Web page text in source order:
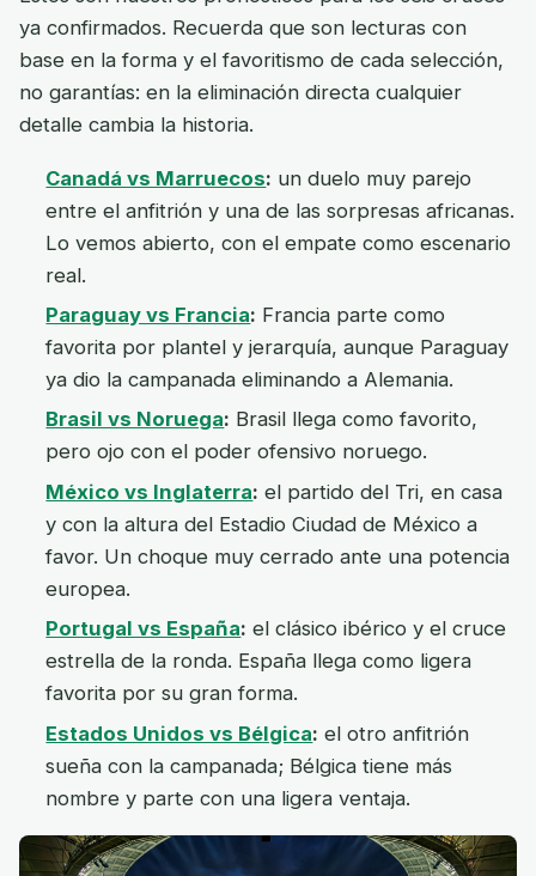
ya confirmados. Recuerda que son lecturas con
base en la forma y el favoritismo de cada selección,
no garantías: en la eliminación directa cualquier
detalle cambia la historia.
Canadá vs Marruecos: un duelo muy parejo
entre el anfitrión y una de las sorpresas africanas.
Lo vemos abierto, con el empate como escenario
real.
Paraguay vs Francia: Francia parte como
favorita por plantel y jerarquía, aunque Paraguay
ya dio la campanada eliminando a Alemania.
Brasil vs Noruega: Brasil llega como favorito,
pero ojo con el poder ofensivo noruego.
México vs Inglaterra: el partido del Tri, en casa
y con la altura del Estadio Ciudad de México a
favor. Un choque muy cerrado ante una potencia
europea.
Portugal vs España: el clásico ibérico y el cruce
estrella de la ronda. España llega como ligera
favorita por su gran forma.
Estados Unidos vs Bélgica: el otro anfitrión
sueña con la campanada; Bélgica tiene más
nombre y parte con una ligera ventaja.